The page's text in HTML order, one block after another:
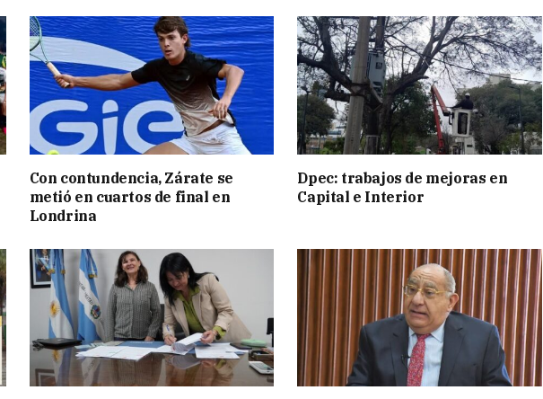
Con contundencia, Zárate se
metió en cuartos de final en
Londrina
Dpec: trabajos de mejoras en
Capital e Interior